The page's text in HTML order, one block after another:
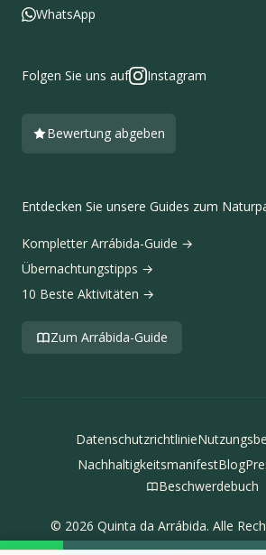
WhatsApp
Folgen Sie uns auf Instagram
Bewertung abgeben
Entdecken Sie unsere Guides zum
Kompletter Arrábida-Guide →
Übernachtungstipps →
10 Beste Aktivitäten →
Zum Arrábida-Guide
Datenschutzrichtlinie
NachhaltigkeitsmanifestBlog
Beschwerdebuch
© 2026 Quinta da Arrábida. Alle